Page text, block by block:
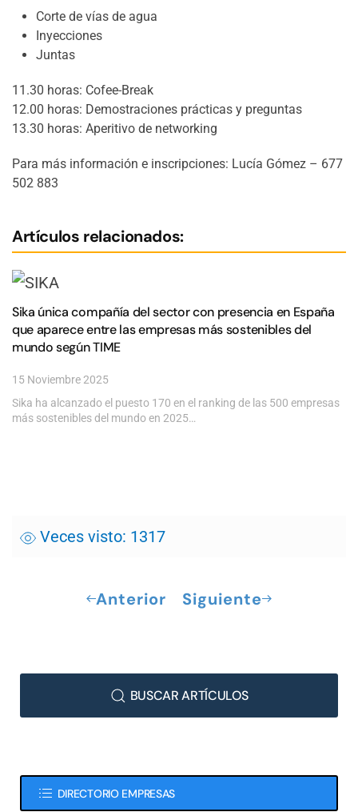
Corte de vías de agua
Inyecciones
Juntas
11.30 horas: Cofee-Break
12.00 horas: Demostraciones prácticas y preguntas
13.30 horas: Aperitivo de networking
Para más información e inscripciones: Lucía Gómez – 677
502 883
Artículos relacionados:
Sika única compañía del sector con presencia en España
que aparece entre las empresas más sostenibles del
mundo según TIME
15 Noviembre 2025
Sika ha alcanzado el puesto 170 en el ranking de las 500 empresas
más sostenibles del mundo en 2025…
Veces visto: 1317
Anterior Siguiente
BUSCAR ARTÍCULOS
DIRECTORIO EMPRESAS